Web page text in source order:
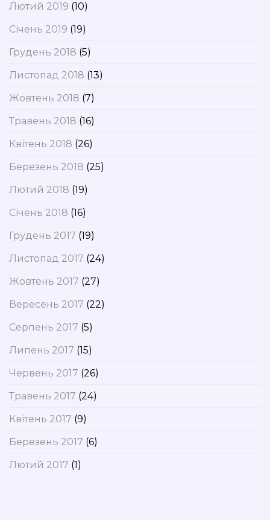
Лютий 2019 (10)
Січень 2019 (19)
Грудень 2018 (5)
Листопад 2018 (13)
Жовтень 2018 (7)
Травень 2018 (16)
Квітень 2018 (26)
Березень 2018 (25)
Лютий 2018 (19)
Січень 2018 (16)
Грудень 2017 (19)
Листопад 2017 (24)
Жовтень 2017 (27)
Вересень 2017 (22)
Серпень 2017 (5)
Липень 2017 (15)
Червень 2017 (26)
Травень 2017 (24)
Квітень 2017 (9)
Березень 2017 (6)
Лютий 2017 (1)